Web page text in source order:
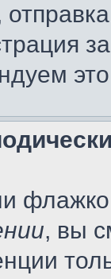
, вы